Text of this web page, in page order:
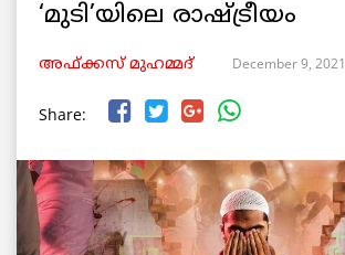
‘മുടി’യിലെ രാഷ്ട്രീയം
അഫ്ക്കസ് മുഹമ്മദ് December 9, 2021
Share: